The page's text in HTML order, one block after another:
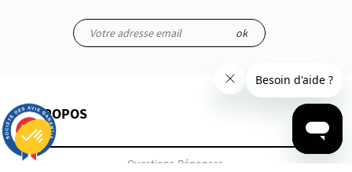
ok
À PROPOS
Questions-Réponses
9.7 /10
2859 avis